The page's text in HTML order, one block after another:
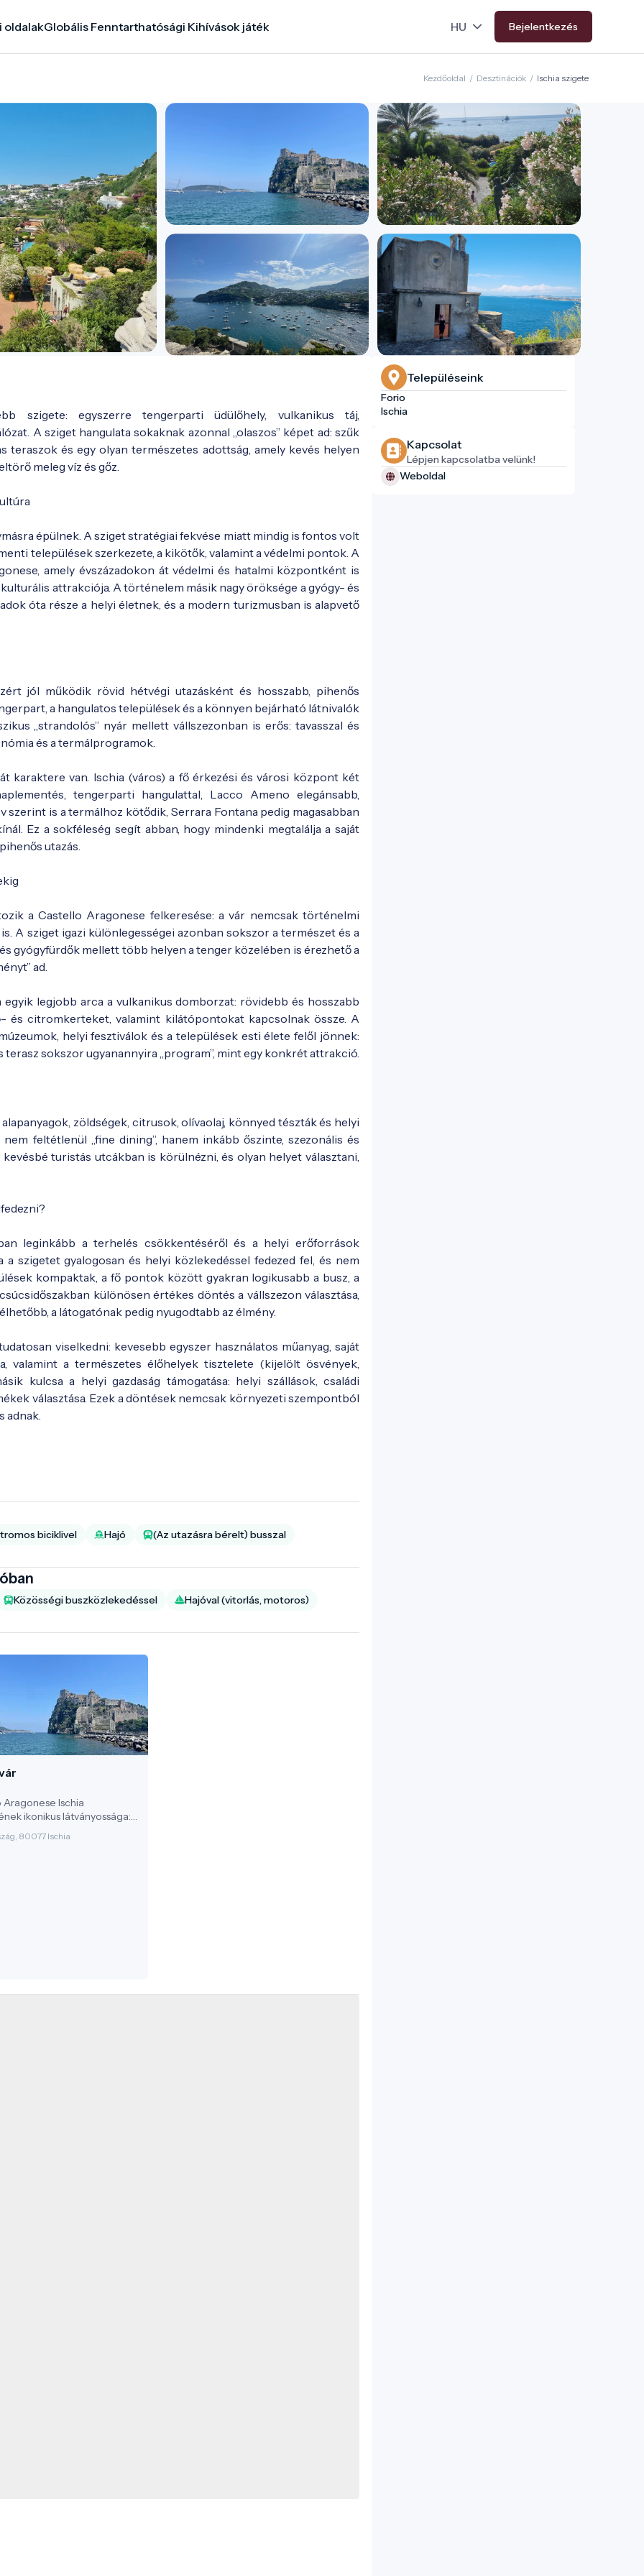
oldalakGlobális Fenntarthatósági Kihívások játék Bejelentkezés
Kezdőoldal / Desztinációk / Ischia szigete
szigete: egyszerre tengerparti üdülőhely, vulkanikus táj,
A sziget hangulata sokaknak azonnal „olaszos” képet ad: szűk
teraszok és egy olyan természetes adottság, amely kevés helyen
meleg víz és gőz.
épülnek. A sziget stratégiai fekvése miatt mindig is fontos volt
települések szerkezete, a kikötők, valamint a védelmi pontok. A
amely évszázadokon át védelmi és hatalmi központként is
attrakciója. A történelem másik nagy öröksége a gyógy- és
óta része a helyi életnek, és a modern turizmusban is alapvető
jól működik rövid hétvégi utazásként és hosszabb, pihenős
a hangulatos települések és a könnyen bejárható látnivalók
„strandolós” nyár mellett vállszezonban is erős: tavasszal és
és a termálprogramok.
karaktere van. Ischia (város) a fő érkezési és városi központ két
tengerparti hangulattal, Lacco Ameno elegánsabb,
is a termálhoz kötődik, Serrara Fontana pedig magasabban
Ez a sokféleség segít abban, hogy mindenki megtalálja a saját
utazás.
a Castello Aragonese felkeresése: a vár nemcsak történelmi
A sziget igazi különlegességei azonban sokszor a természet és a
gyógyfürdők mellett több helyen a tenger közelében is érezhető a
ad.
legjobb arca a vulkanikus domborzat: rövidebb és hosszabb
és citromkerteket, valamint kilátópontokat kapcsolnak össze. A
helyi fesztiválok és a települések esti élete felől jönnek:
sokszor ugyanannyira „program”, mint egy konkrét attrakció.
zöldségek, citrusok, olívaolaj, könnyed tészták és helyi
feltétlenül „fine dining”, hanem inkább őszinte, szezonális és
turistás utcákban is körülnézni, és olyan helyet választani,
leginkább a terhelés csökkentéséről és a helyi erőforrások
szigetet gyalogosan és helyi közlekedéssel fedezed fel, és nem
kompaktak, a fő pontok között gyakran logikusabb a busz, a
különösen értékes döntés a vállszezon választása,
a látogatónak pedig nyugodtabb az élmény.
viselkedni: kevesebb egyszer használatos műanyag, saját
valamint a természetes élőhelyek tisztelete (kijelölt ösvények,
kulcsa a helyi gazdaság támogatása: helyi szállások, családi
választása. Ezek a döntések nemcsak környezeti szempontból
adnak.
biciklivel Hajó
(Az utazásra bérelt) busszal
Közösségi buszközlekedéssel
Hajóval (vitorlás, motoros)
Aragonese Ischia
ikonikus látványossága:
sziklán álló erőd- és
amelyet egy kőhíd köt
Ponte óvárosrészével. A
80077 Ischia
Településeink
Forio
Ischia
Kapcsolat
Lépjen kapcsolatba velünk!
Weboldal